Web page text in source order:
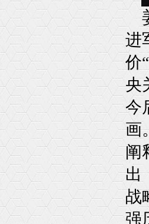
进
价
央
今
画
阐
出
战
强